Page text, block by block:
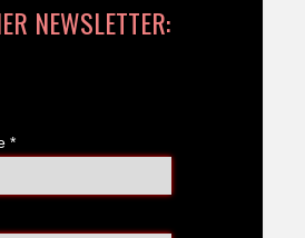
NEWSLETTER:
*